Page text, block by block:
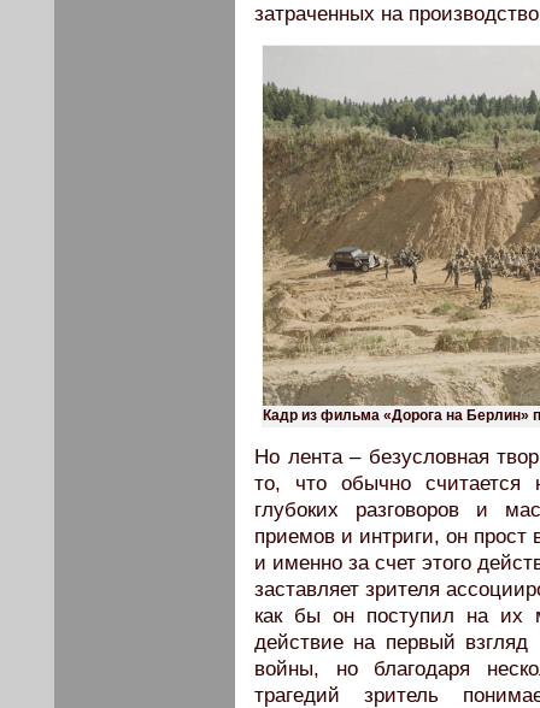
затраченных на
Кадр из фильма «Дорога на Берлин»
Но лента – безусловная
то, что обычно считается
глубоких разговоров и
приемов и интриги, он прост
и именно за счет этого
заставляет зрителя
как бы он поступил на их
действие на первый
войны, но благодаря
трагедий зритель